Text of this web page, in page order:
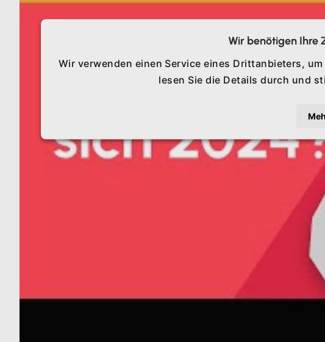
Wir benötigen Ihre
Wir verwenden einen Service eines Drittanbieters,
lesen Sie die Details durch und